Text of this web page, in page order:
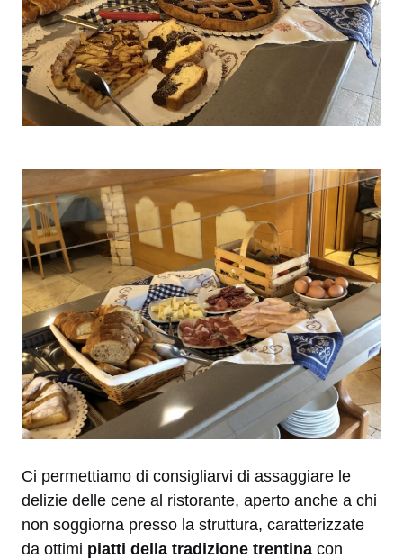
Ci permettiamo di consigliarvi di assaggiare le
delizie delle cene al ristorante, aperto anche a chi
non soggiorna presso la struttura, caratterizzate
da ottimi piatti della tradizione trentina con